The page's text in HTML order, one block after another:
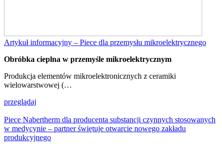
Artykuł informacyjny – Piece dla przemysłu mikroelektrycznego
Obróbka cieplna w przemyśle mikroelektrycznym
Produkcja elementów mikroelektronicznych z ceramiki
wielowarstwowej (…
przeglądaj
Piece Nabertherm dla producenta substancji czynnych stosowanych
w medycynie – partner świętuje otwarcie nowego zakładu
produkcyjnego